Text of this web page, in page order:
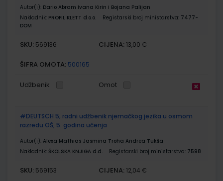
Autor(i): Dario Abram Ivana Kirin i Bojana Palijan
Nakladnik: PROFIL KLETT d.o.o. Registarski broj ministarstva: 7477-
DOM
SKU: 569136 CIJENA: 13,00 €
ŠIFRA OMOTA: 500165
Udžbenik Omot
#DEUTSCH 5; radni udžbenik njemačkog jezika u osmom
razredu OŠ, 5. godina učenja
Autor(i): Alexa Mathias Jasmina Troha Andrea Tukša
Nakladnik: ŠKOLSKA KNJIGA d.d. Registarski broj ministarstva: 7598
SKU: 569153 CIJENA: 12,04 €